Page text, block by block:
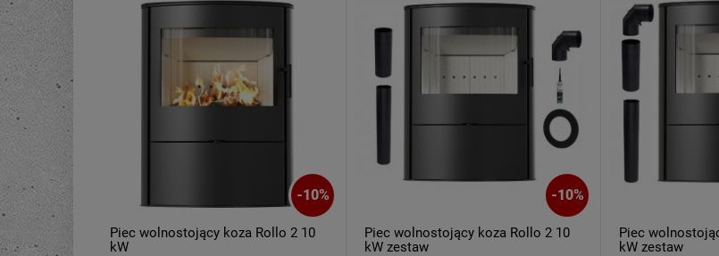
-10%
Piec wolnostojący koza Rollo 2 10
kW
-10%
Piec wolnostojący koza Rollo 2 10
kW zestaw
Piec
kW zestaw